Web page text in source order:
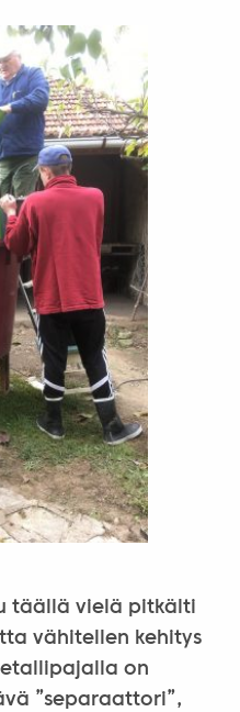
täällä vielä pitkälti
vähitellen kehitys
on
”separaattori”,